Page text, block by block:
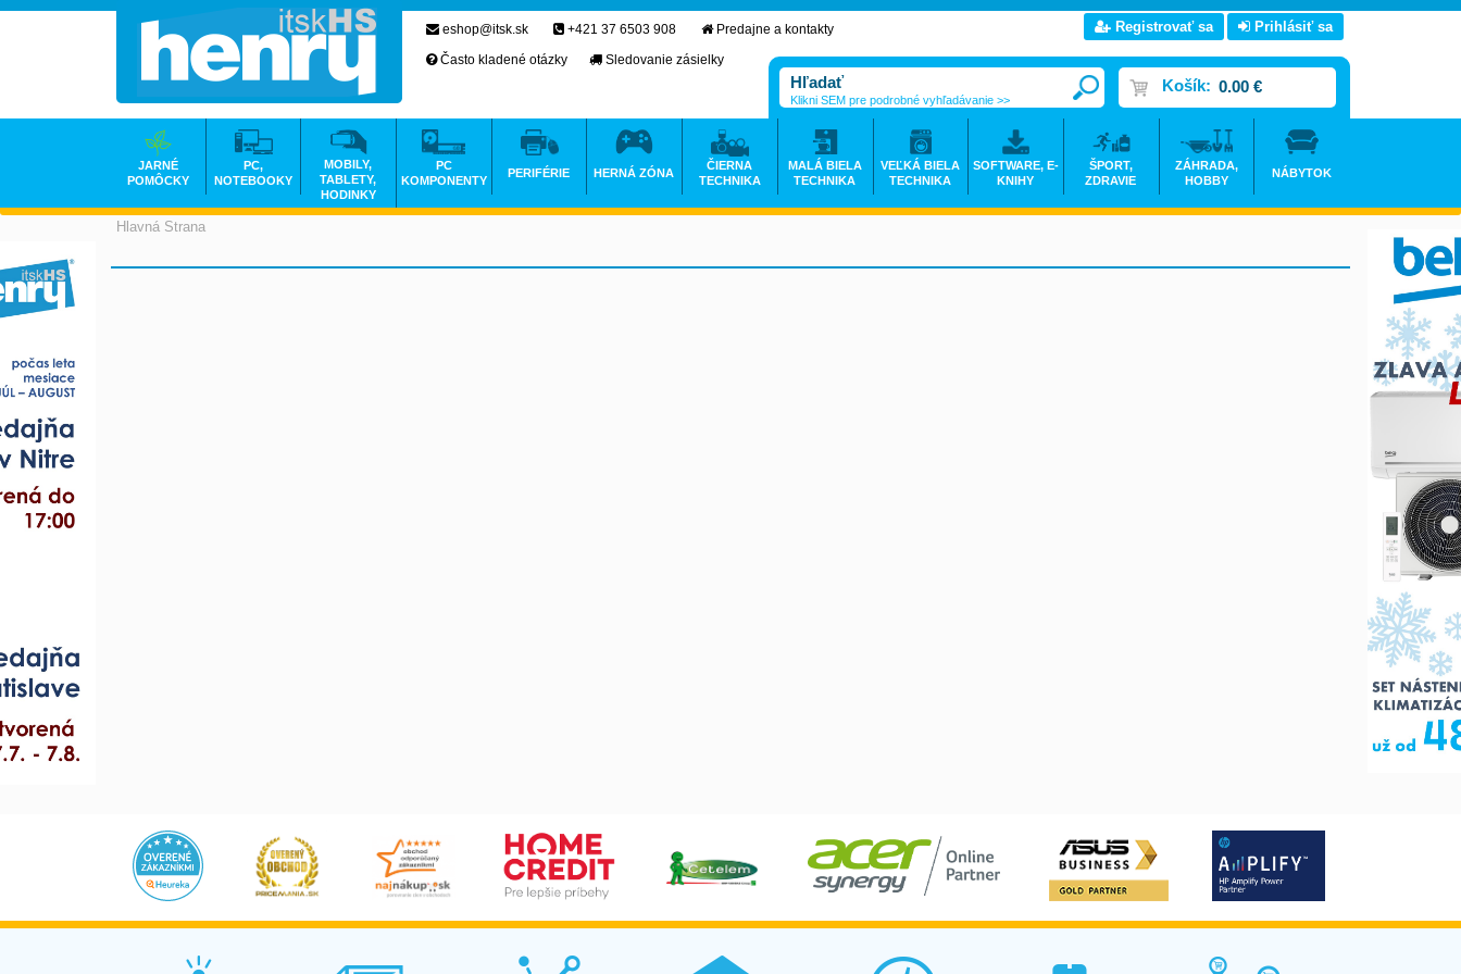
Hlavná Strana
eshop@itsk.sk +421 37 6503 908
Predajne a kontakty
Často kladené otázky
Sledovanie zásielky
Registrovať sa Prihlásiť sa
Košík: 0.00 €
Klikni SEM pre podrobné vyhľadávanie >>
JARNÉ
POMÔCKY
PC,
NOTEBOOKY
MOBILY,
TABLETY,
HODINKY
PC
KOMPONENTY
PERIFÉRIE HERNÁ ZÓNA
ČIERNA
TECHNIKA
MALÁ BIELA
TECHNIKA
VEĽKÁ BIELA
TECHNIKA
SOFTWARE, E-
KNIHY
ŠPORT,
ZDRAVIE
ZÁHRADA,
HOBBY
NÁBYTOK